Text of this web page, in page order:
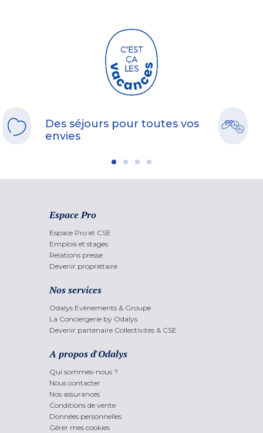
Des séjours pour toutes vos
envies
Espace Pro
Espace Pro et CSE
Emplois et stages
Relations presse
Devenir propriétaire
Nos services
Odalys Evènements & Groupe
La Conciergerie by Odalys
Devenir partenaire Collectivités & CSE
A propos d'Odalys
Qui sommes-nous ?
Nous contacter
Nos assurances
Conditions de vente
Données personnelles
Gérer mes cookies